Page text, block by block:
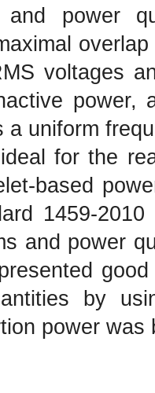
power
voltages
power,
a uniform
for the
based
1459-
and power
by
power